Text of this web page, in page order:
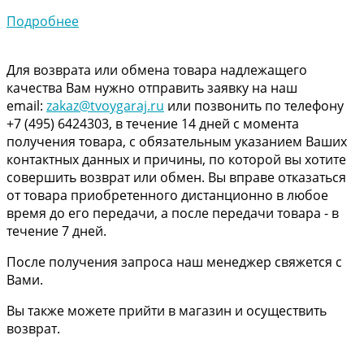
Подробнее
Для возврата или обмена товара надлежащего
качества Вам нужно отправить заявку на наш
email: zakaz@tvoygaraj.ru или позвонить по телефону
+7 (495) 6424303, в течение 14 дней с момента
получения товара, с обязательным указанием Ваших
контактных данных и причины, по которой вы хотите
совершить возврат или обмен. Вы вправе отказаться
от товара приобретенного дистанционно в любое
время до его передачи, а после передачи товара - в
течение 7 дней.
После получения запроса наш менеджер свяжется с
Вами.
Вы также можете прийти в магазин и осуществить
возврат.